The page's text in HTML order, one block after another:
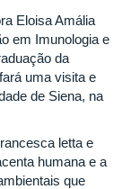
Eloisa Amália
em Imunologia e
da
uma visita e
de Siena, na
letta e
humana e a
que